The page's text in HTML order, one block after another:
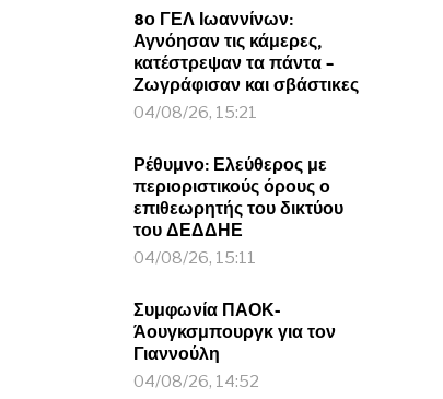
8ο ΓΕΛ Ιωαννίνων:
Αγνόησαν τις κάμερες,
κατέστρεψαν τα πάντα –
Ζωγράφισαν και σβάστικες
04/08/26, 15:21
Ρέθυμνο: Ελεύθερος με
περιοριστικούς όρους ο
επιθεωρητής του δικτύου
του ΔΕΔΔΗΕ
04/08/26, 15:11
Συμφωνία ΠΑΟΚ-
Άουγκσμπουργκ για τον
Γιαννούλη
04/08/26, 14:52